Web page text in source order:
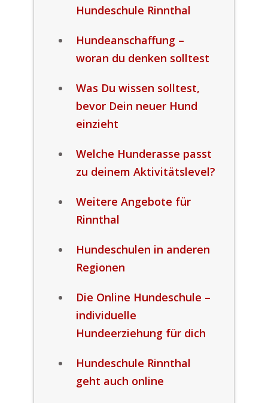
Hundeschule Rinnthal
Hundeanschaffung –
woran du denken solltest
Was Du wissen solltest,
bevor Dein neuer Hund
einzieht
Welche Hunderasse passt
zu deinem Aktivitätslevel?
Weitere Angebote für
Rinnthal
Hundeschulen in anderen
Regionen
Die Online Hundeschule –
individuelle
Hundeerziehung für dich
Hundeschule Rinnthal
geht auch online